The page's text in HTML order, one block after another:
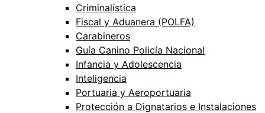
Criminalística
Fiscal y Aduanera (POLFA)
Carabineros
Guía Canino Policía Nacional
Infancia y Adolescencia
Inteligencia
Portuaria y Aeroportuaria
Protección a Dignatarios e Instalaciones